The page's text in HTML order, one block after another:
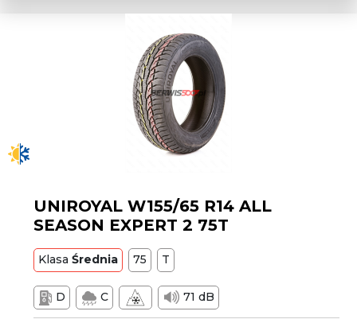
UNIROYAL W155/65 R14 ALL
SEASON EXPERT 2 75T
KlasaŚrednia 75 T
D C 71 dB